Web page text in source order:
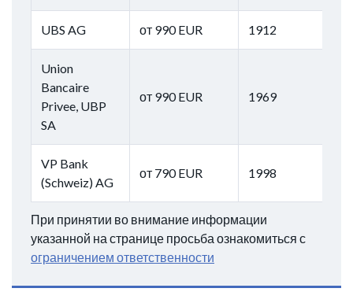
UBS AG от 990 EUR 1912
Union
Bancaire
Privee, UBP
SA
от 990 EUR 1969
VP Bank
(Schweiz) AG
от 790 EUR 1998
При принятии во внимание информации
указанной на странице просьба ознакомиться с
ограничением ответственности